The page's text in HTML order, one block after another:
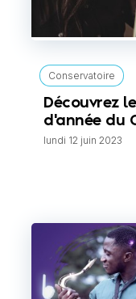
Conservatoire
Découvrez
d'année du
lundi 12 juin 2023